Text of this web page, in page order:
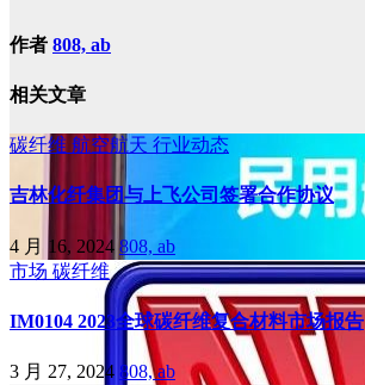
作者 808, ab
相关文章
碳纤维 航空航天 行业动态
吉林化纤集团与上飞公司签署合作协议
4 月 16, 2024 808, ab
市场 碳纤维
IM0104 2023全球碳纤维复合材料市场报告
3 月 27, 2024 808, ab